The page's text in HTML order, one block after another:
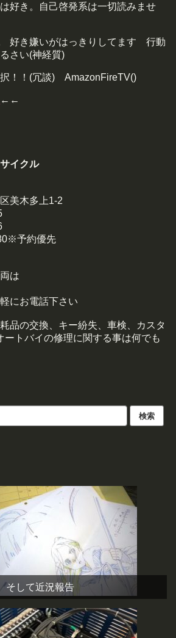
好き。自己啓発系は一切読みませ
き嫌いがはっきりしてます 行動
さい(神経質)
！！(冗談) AmazonFireTV()
←←
イクル
美木多上1-2
予約優先
は
にお電話下さい
品の交換、キー紛失、車検、カスタ
ートバイの修理に関する事は何でも
そして近況報告